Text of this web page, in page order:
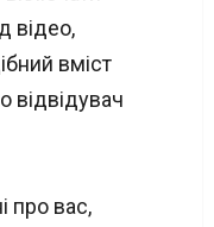
відео,
вміст
відвідувач
про вас,